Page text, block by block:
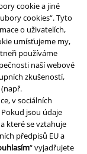
cookie a jiné
cookies“. Tyto
o uživatelích,
umísťujeme my,
používáme
naší webové
zkušeností,
v sociálních
jsou údaje
které se vztahuje
předpisů EU a
“ vyjadřujete
všechny nové